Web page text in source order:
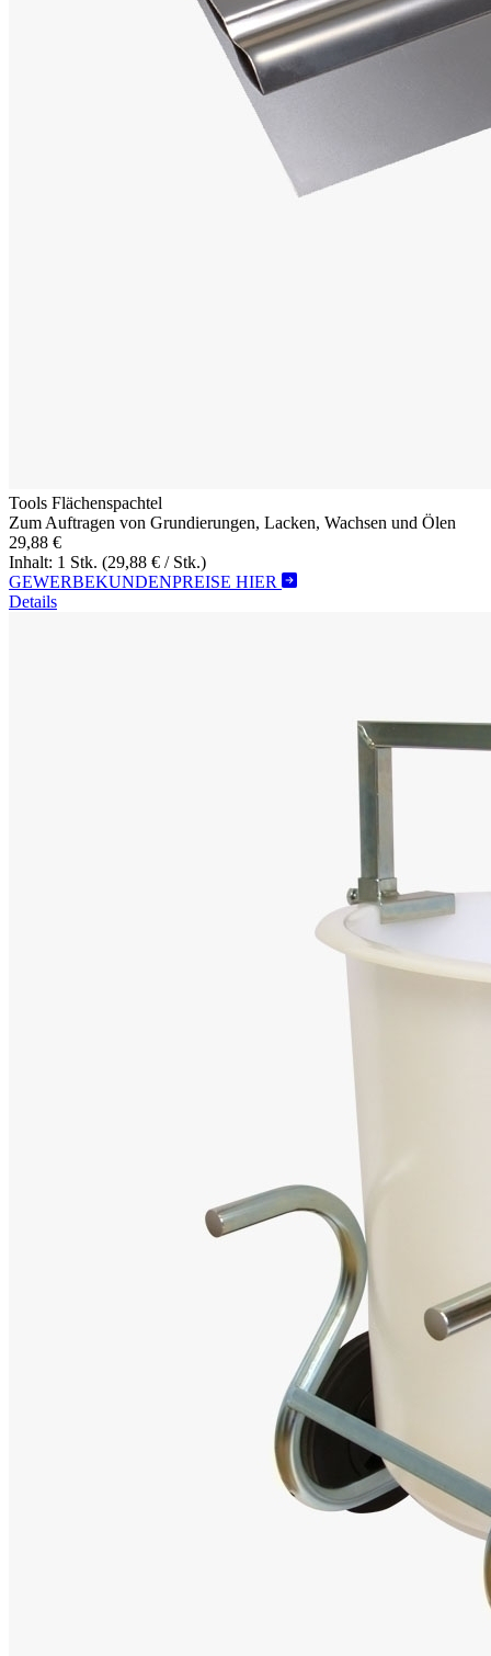
Tools Flächenspachtel
Zum Auftragen von Grundierungen, Lacken, Wachsen und Ölen
29,88 €
Inhalt: 1 Stk. (29,88 € / Stk.)
GEWERBEKUNDENPREISE HIER
Details